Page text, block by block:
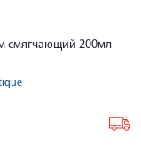
смягчающий 200мл